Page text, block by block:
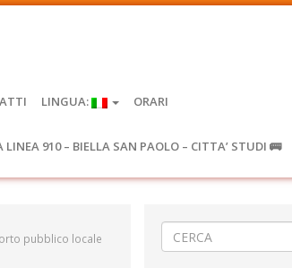
LINGUA: ORARI
LINEA 910 – BIELLA SAN PAOLO – CITTA’ STUDI 🚌
pubblico locale